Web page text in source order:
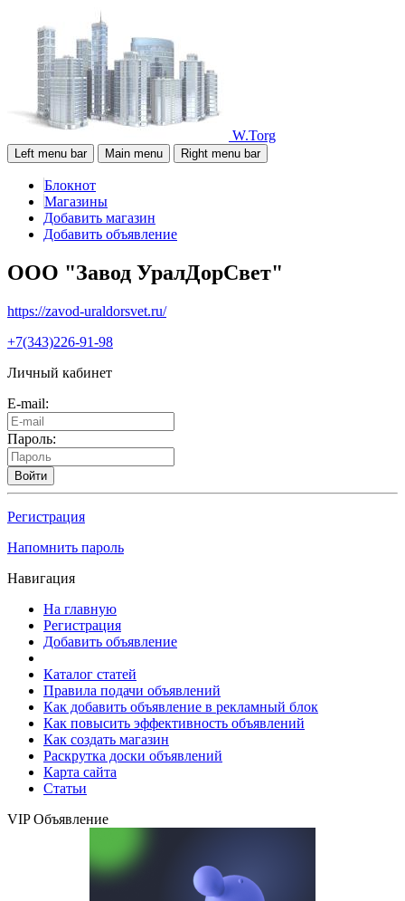
W.Torg
Left menu bar Main menu Right menu bar
Блокнот
Магазины
Добавить магазин
Добавить объявление
ООО "Завод УралДорСвет"
https://zavod-uraldorsvet.ru/
+7(343)226-91-98
Личный кабинет
E-mail:
Пароль:
Войти
Регистрация
Напомнить пароль
Навигация
На главную
Регистрация
Добавить объявление
Каталог статей
Правила подачи объявлений
Как добавить объявление в рекламный блок
Как повысить эффективность объявлений
Как создать магазин
Раскрутка доски объявлений
Карта сайта
Статьи
VIP Объявление